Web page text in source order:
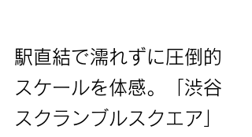
駅直結で濡れずに圧倒的
スケールを体感。「渋谷
スクランブルスクエア」